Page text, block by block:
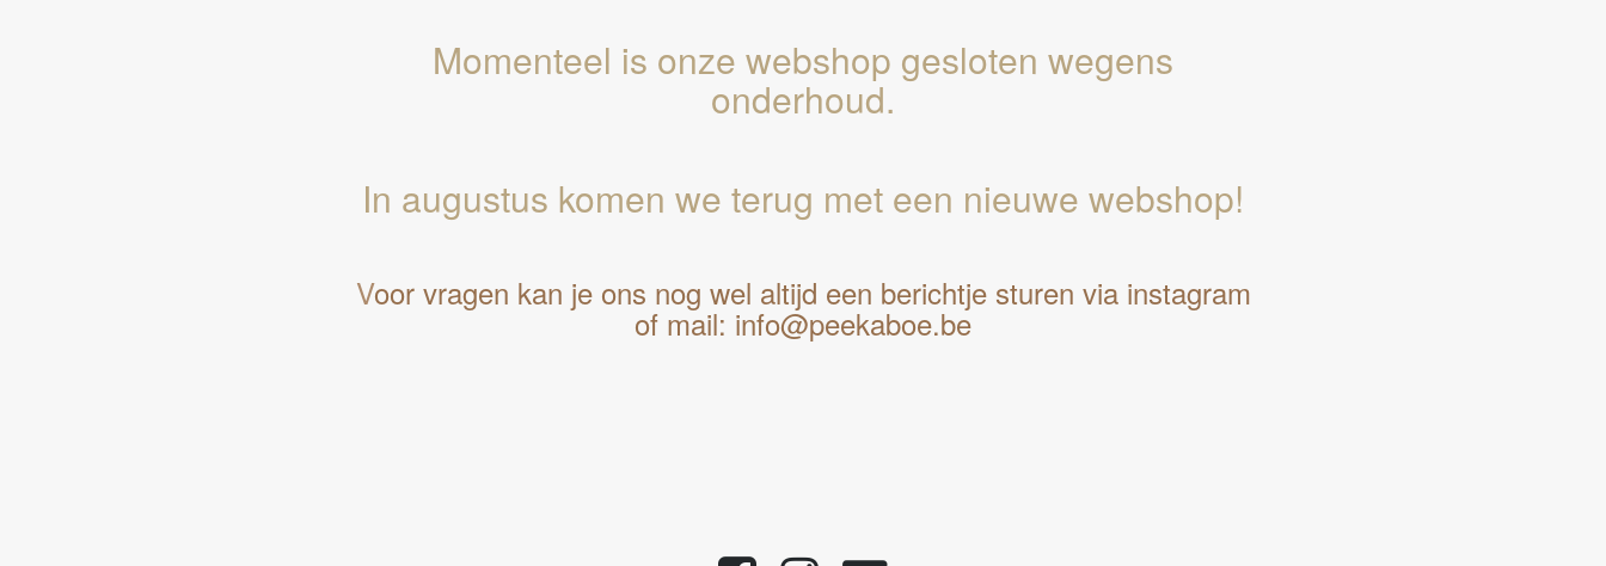
Momenteel is onze webshop gesloten wegens
onderhoud.
In augustus komen we terug met een nieuwe webshop!
Voor vragen kan je ons nog wel altijd een berichtje sturen via instagram
of mail: info@peekaboe.be